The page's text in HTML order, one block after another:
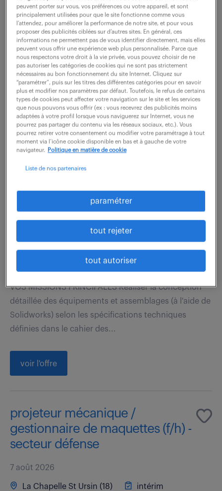
7 août 2026
Roubaix (59) intérim
3 mois
28 000 € / an
votre rôle principal sera de transformer les
spécifications techniques et les exigences des clients
en plans et pièces concrètes. Vous serez en charge
de la conception détaillée en 3D à l'aide...
voir l'offre
dessinateur-projeteur
(mécanique) (f/h)
Cergy (95) intérim
210 jour(s)
30 000 - 40 000 € / an
VOS MISSIONS PRINCIPALES Réaliser la conception
détaillée des équipements et assemblages (à l'aide de
Solidworks) selon les spécifications techniques
définies dans le cahier des...
voir l'offre
projeteur mécanique /
gestionnaire de maquettes (f/h) -
secteur défense
7 août 2026
La Chapelle St Ursin (18) intérim
peuvent porter sur vous, vos préférences ou votre appareil, et sont
principalement utilisées pour que le site fonctionne comme vous
l’attendez, pour améliorer la performance de notre site, et pour vous
proposer des publicités ciblées sur d’autres sites. En général, ces
informations ne permettent pas de vous identifier directement, mais elles
peuvent vous offrir une expérience web plus personnalisée. Parce que
nous respectons votre droit à la vie privée, vous pouvez choisir de ne
pas autoriser les catégories de cookies qui ne sont pas strictement
nécessaires au bon fonctionnement du site Internet. Cliquez sur
“paramétrer”, puis sur les titres des différentes catégories pour en savoir
plus et modifier nos paramètres par défaut. Toutefois, le refus de certains
types de cookies peut affecter votre navigation sur le site et les services
que nous pouvons vous offrir (ex : vous recevrez des publicités moins
adaptées à votre profil lorsque vous naviguerez sur Internet, vous ne
pourrez pas partager du contenu via les réseaux sociaux, etc.). Vous
pourrez retirer votre consentement ou modifier votre paramétrage à tout
moment via l’icône cookie disponible en bas et à gauche de votre
navigateur.
Politique en matière de cookie
Liste de nos partenaires
paramétrer
tout rejeter
tout autoriser